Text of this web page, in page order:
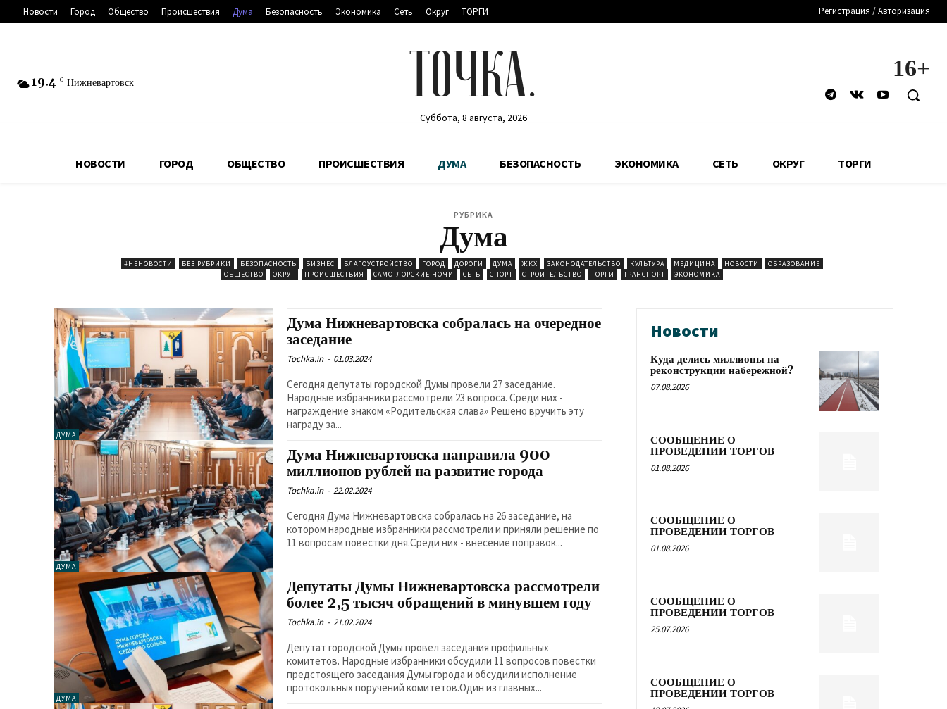
Новости Город Общество Происшествия Дума Безопасность Экономика Сеть Округ ТОРГИ Регистрация / Авторизация
19.4 C Нижневартовск ТОЧКА.
Суббота, 8 августа, 2026
16+
НОВОСТИ ГОРОД ОБЩЕСТВО ПРОИСШЕСТВИЯ ДУМА БЕЗОПАСНОСТЬ ЭКОНОМИКА СЕТЬ ОКРУГ ТОРГИ
РУБРИКА
Дума
#НЕНОВОСТИ БЕЗ РУБРИКИ БЕЗОПАСНОСТЬ БИЗНЕС БЛАГОУСТРОЙСТВО ГОРОД ДОРОГИ ДУМА ЖКХ ЗАКОНОДАТЕЛЬСТВО КУЛЬТУРА МЕДИЦИНА НОВОСТИ
ОБРАЗОВАНИЕ
ОБЩЕСТВО
ОКРУГ ПРОИСШЕСТВИЯ САМОТЛОРСКИЕ НОЧИ СЕТЬ СПОРТ СТРОИТЕЛЬСТВО ТОРГИ ТРАНСПОРТ ЭКОНОМИКА
ДУМА
Дума Нижневартовска собралась на очередное
заседание
Tochka.in - 01.03.2024
Сегодня депутаты городской Думы провели 27 заседание.
Народные избранники рассмотрели 23 вопроса. Среди них -
награждение знаком «Родительская слава» Решено вручить эту
награду за...
ДУМА
Дума Нижневартовска направила 900
миллионов рублей на развитие города
Tochka.in - 22.02.2024
Сегодня Дума Нижневартовска собралась на 26 заседание, на
котором народные избранники рассмотрели и приняли решение по
11 вопросам повестки дня.Среди них - внесение поправок...
ДУМА
Депутаты Думы Нижневартовска рассмотрели
более 2,5 тысяч обращений в минувшем году
Tochka.in - 21.02.2024
Депутат городской Думы провел заседания профильных
комитетов. Народные избранники обсудили 11 вопросов повестки
предстоящего заседания Думы города и обсудили исполнение
протокольных поручений комитетов.Один из главных...
Новости
Куда делись миллионы на
реконструкции набережной?
07.08.2026
СООБЩЕНИЕ О
ПРОВЕДЕНИИ ТОРГОВ
01.08.2026
СООБЩЕНИЕ О
ПРОВЕДЕНИИ ТОРГОВ
01.08.2026
СООБЩЕНИЕ О
ПРОВЕДЕНИИ ТОРГОВ
25.07.2026
СООБЩЕНИЕ О
ПРОВЕДЕНИИ ТОРГОВ